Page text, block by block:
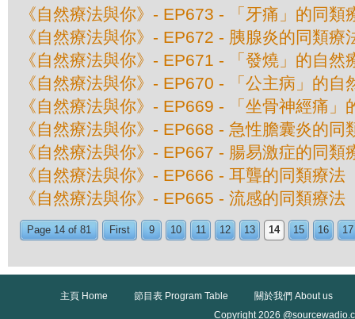
《自然療法與你》- EP673 - 「牙痛」的同類
《自然療法與你》- EP672 - 胰腺炎的同類療
《自然療法與你》- EP671 - 「發燒」的自然
《自然療法與你》- EP670 - 「公主病」的自
《自然療法與你》- EP669 - 「坐骨神經痛」
《自然療法與你》- EP668 - 急性膽囊炎的同
《自然療法與你》- EP667 - 腸易激症的同類
《自然療法與你》- EP666 - 耳聾的同類療法
《自然療法與你》- EP665 - 流感的同類療法
Page 14 of 81 First 9 10 11 12 13 14 15 16 17
主頁 Home 節目表 Program Table
關於我們 About us
Copyright 2026